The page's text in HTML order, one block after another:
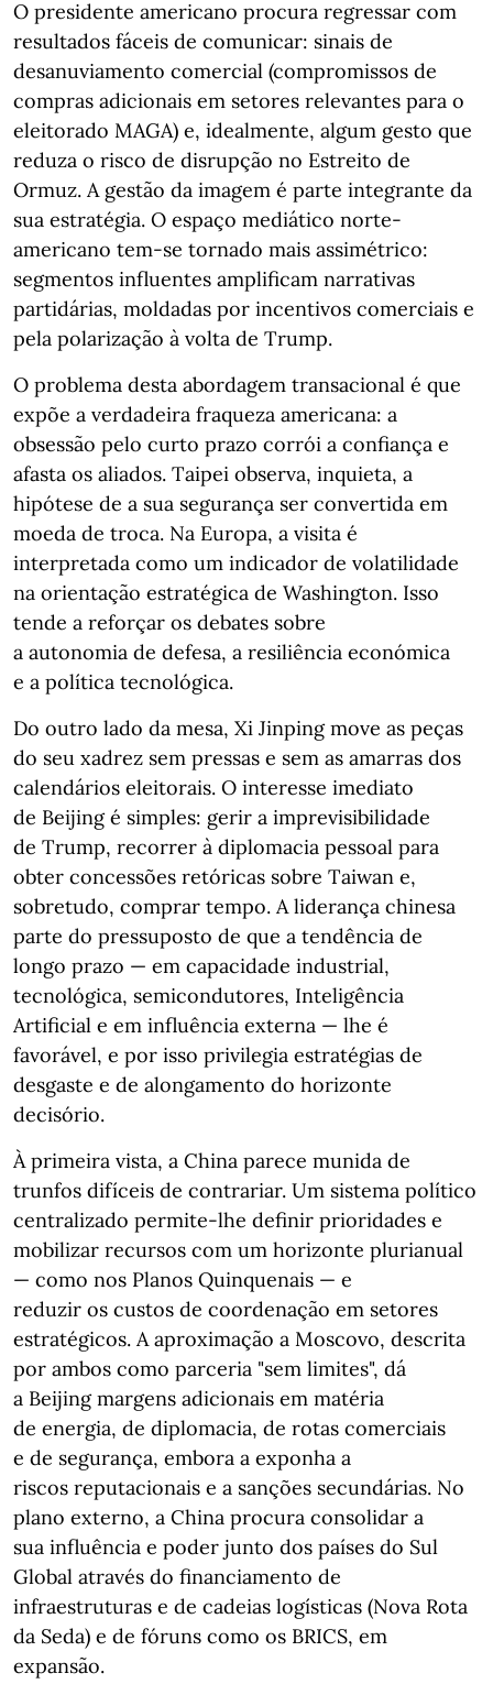
O presidente americano procura regressar com
resultados fáceis de comunicar: sinais de
desanuviamento comercial (compromissos de
compras adicionais em setores relevantes para o
eleitorado MAGA) e, idealmente, algum gesto que
reduza o risco de disrupção no Estreito de
Ormuz. A gestão da imagem é parte integrante da
sua estratégia. O espaço mediático norte-
americano tem-se tornado mais assimétrico:
segmentos influentes amplificam narrativas
partidárias, moldadas por incentivos comerciais e
pela polarização à volta de Trump.
O problema desta abordagem transacional é que
expõe a verdadeira fraqueza americana: a
obsessão pelo curto prazo corrói a confiança e
afasta os aliados. Taipei observa, inquieta, a
hipótese de a sua segurança ser convertida em
moeda de troca. Na Europa, a visita é
interpretada como um indicador de volatilidade
na orientação estratégica de Washington. Isso
tende a reforçar os debates sobre
a autonomia de defesa, a resiliência económica
e a política tecnológica.
Do outro lado da mesa, Xi Jinping move as peças
do seu xadrez sem pressas e sem as amarras dos
calendários eleitorais. O interesse imediato
de Beijing é simples: gerir a imprevisibilidade
de Trump, recorrer à diplomacia pessoal para
obter concessões retóricas sobre Taiwan e,
sobretudo, comprar tempo. A liderança chinesa
parte do pressuposto de que a tendência de
longo prazo — em capacidade industrial,
tecnológica, semicondutores, Inteligência
Artificial e em influência externa — lhe é
favorável, e por isso privilegia estratégias de
desgaste e de alongamento do horizonte
decisório.
À primeira vista, a China parece munida de
trunfos difíceis de contrariar. Um sistema político
centralizado permite-lhe definir prioridades e
mobilizar recursos com um horizonte plurianual
— como nos Planos Quinquenais — e
reduzir os custos de coordenação em setores
estratégicos. A aproximação a Moscovo, descrita
por ambos como parceria "sem limites", dá
a Beijing margens adicionais em matéria
de energia, de diplomacia, de rotas comerciais
e de segurança, embora a exponha a
riscos reputacionais e a sanções secundárias. No
plano externo, a China procura consolidar a
sua influência e poder junto dos países do Sul
Global através do financiamento de
infraestruturas e de cadeias logísticas (Nova Rota
da Seda) e de fóruns como os BRICS, em
expansão.